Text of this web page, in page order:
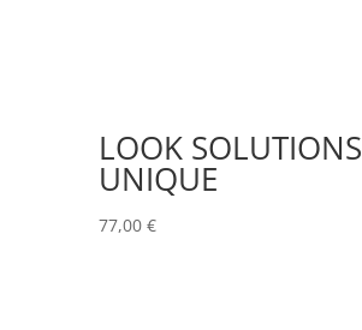
LOOK SOLUTIONS
UNIQUE
77,00€